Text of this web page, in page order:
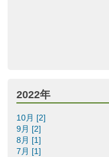
2022年
10月 [2]
9月 [2]
8月 [1]
7月 [1]